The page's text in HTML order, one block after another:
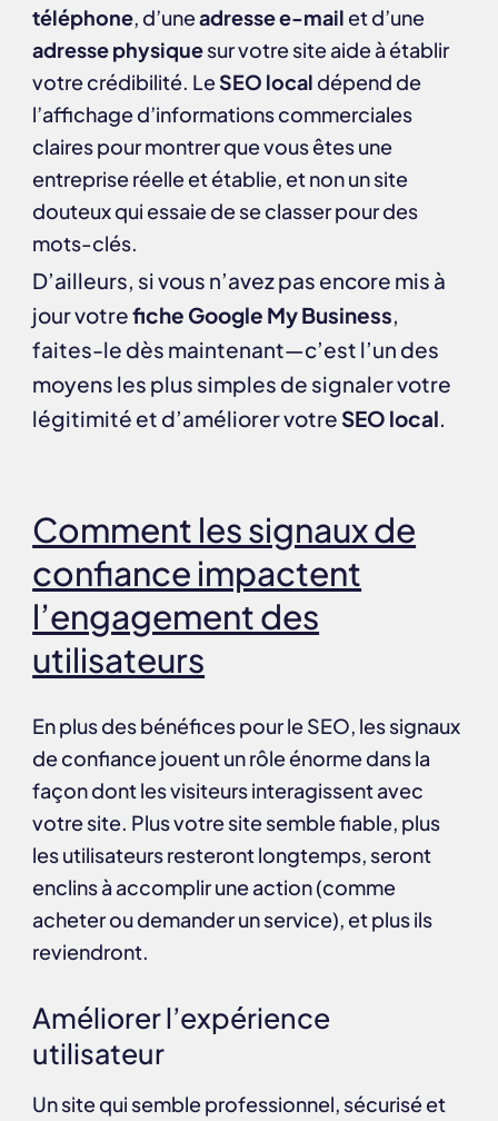
téléphone, d’uneadresse e-mail et d’une
adresse physiquesur votre site aide à établir
votre crédibilité. LeSEO local dépend de
l’affichage d’informations commerciales
claires pour montrer que vous êtes une
entreprise réelle et établie, et non un site
douteux qui essaie de se classer pour des
mots-clés.
D’ailleurs, si vous n’avez pas encore mis à
jour votrefiche Google My Business,
faites-le dès maintenant—c’est l’un des
moyens les plus simples de signaler votre
légitimité et d’améliorer votre SEO local.
Comment les signaux de
confiance impactent
l’engagement des
utilisateurs
En plus des bénéfices pour le SEO, les signaux
de confiance jouent un rôle énorme dans la
façon dont les visiteurs interagissent avec
votre site. Plus votre site semble fiable, plus
les utilisateurs resteront longtemps, seront
enclins à accomplir une action (comme
acheter ou demander un service), et plus ils
reviendront.
Améliorer l’expérience
utilisateur
Un site qui semble professionnel, sécurisé et